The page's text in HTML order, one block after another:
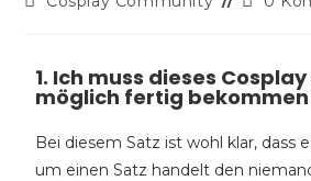
1. Ich muss dieses
möglich fertig
Bei diesem Satz ist wohl klar, dass
um einen Satz handelt den